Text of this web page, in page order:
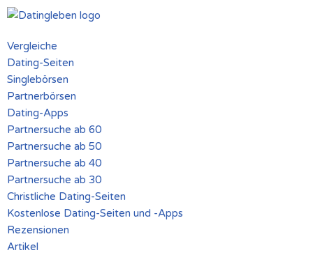
Inhalt
springen
Vergleiche
Dating-Seiten
Singlebörsen
Partnerbörsen
Dating-Apps
Partnersuche ab 60
Partnersuche ab 50
Partnersuche ab 40
Partnersuche ab 30
Christliche Dating-Seiten
Kostenlose Dating-Seiten und -Apps
Rezensionen
Artikel